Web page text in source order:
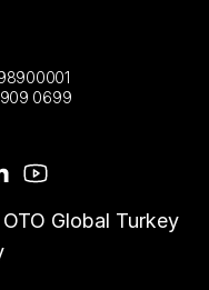
909 0699
Global Turkey